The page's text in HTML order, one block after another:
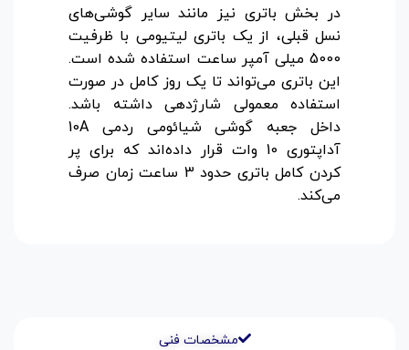
مشخصات فنی
در بخش باتری نیز مانند سایر گوشی‌های
نسل قبلی، از یک باتری لیتیومی با ظرفیت
5000 میلی آمپر ساعت استفاده شده است.
این باتری می‌تواند تا یک روز کامل در صورت
استفاده معمولی شارژدهی داشته باشد.
داخل جعبه گوشی شیائومی ردمی 10A
آداپتوری 10 وات قرار داده‌اند که برای پر
کردن کامل باتری حدود 3 ساعت زمان صرف
می‌کند.